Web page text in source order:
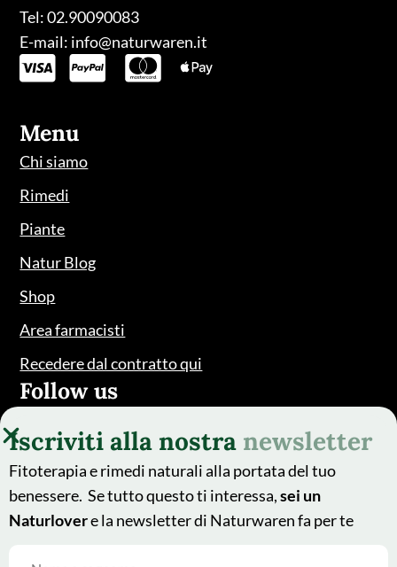
Tel: 02.90090083
E-mail: info@naturwaren.it
Menu
Chi siamo
Rimedi
Piante
Natur Blog
Shop
Area farmacisti
Recedere dal contratto qui
Follow us
Iscriviti alla nostra newsletter
Fitoterapia e rimedi naturali alla portata del tuo
benessere. Se tutto questo ti interessa,sei un
Naturlovere la newsletter di Naturwaren fa per te